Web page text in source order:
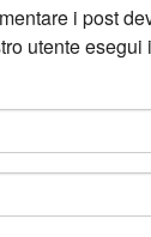
i post
utente esegui